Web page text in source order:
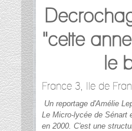
"cette
le
France 3, Ile de
Un reportage d'Amélie
Le Micro-lycée de Sénart
en 2000. C'est une